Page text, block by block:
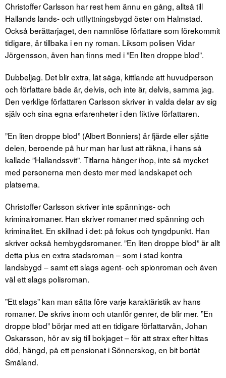
Christoffer Carlsson har rest hem ännu en gång, alltså till
Hallands lands- och utflyttningsbygd öster om Halmstad.
Också berättarjaget, den namnlöse författare som förekommit
tidigare, är tillbaka i en ny roman. Liksom polisen Vidar
Jörgensson, även han finns med i ”En liten droppe blod”.
Dubbeljag. Det blir extra, låt säga, kittlande att huvudperson
och författare både är, delvis, och inte är, delvis, samma jag.
Den verklige författaren Carlsson skriver in valda delar av sig
själv och sina egna erfarenheter i den fiktive författaren.
”En liten droppe blod” (Albert Bonniers) är fjärde eller sjätte
delen, beroende på hur man har lust att räkna, i hans så
kallade ”Hallandssvit”. Titlarna hänger ihop, inte så mycket
med personerna men desto mer med landskapet och
platserna.
Christoffer Carlsson skriver inte spännings- och
kriminalromaner. Han skriver romaner med spänning och
kriminalitet. En skillnad i det: på fokus och tyngdpunkt. Han
skriver också hembygdsromaner. ”En liten droppe blod” är allt
detta plus en extra stadsroman – som i stad kontra
landsbygd – samt ett slags agent- och spionroman och även
väl ett slags polisroman.
”Ett slags” kan man sätta före varje karaktäristik av hans
romaner. De skrivs inom och utanför genrer, de blir mer. ”En
droppe blod” börjar med att en tidigare författarvän, Johan
Oskarsson, hör av sig till bokjaget – för att strax efter hittas
död, hängd, på ett pensionat i Sönnerskog, en bit bortåt
Småland.